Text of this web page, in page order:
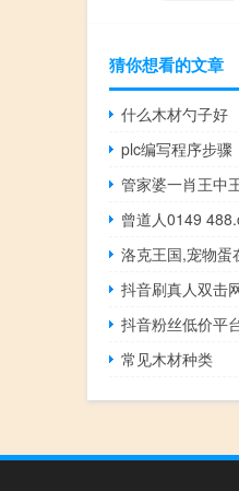
猜你想看的文章
什么木材勺子好
plc编写程序步骤
常见木材种类